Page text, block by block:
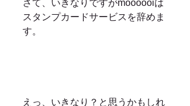
さて、いきなりですがmoooooiは
スタンプカードサービスを辞めま
す。
えっ、いきなり？と思うかもしれ